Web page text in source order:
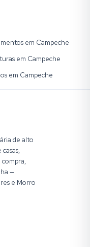
em Campeche
em Campeche
em Campeche
de alto
—
e Morro